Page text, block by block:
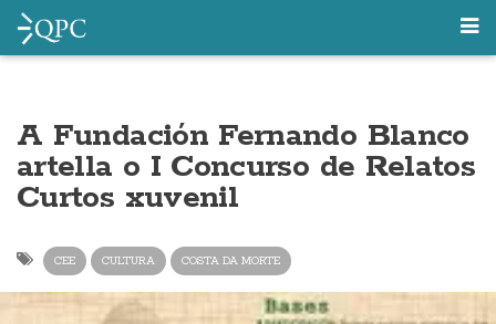
A Fundación Fernando Blanco
artella o I Concurso de Relatos
Curtos xuvenil
CEE CULTURA COSTA DA MORTE